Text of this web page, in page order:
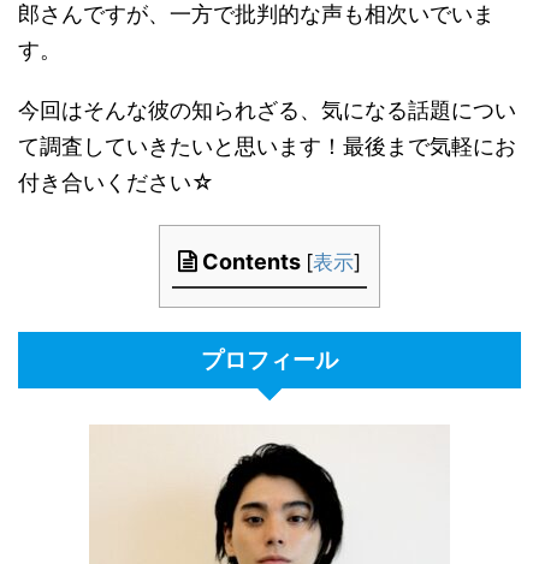
郎さんですが、一方で批判的な声も相次いでいま
す。
今回はそんな彼の知られざる、気になる話題につい
て調査していきたいと思います！最後まで気軽にお
付き合いください☆
Contents [表示]
プロフィール